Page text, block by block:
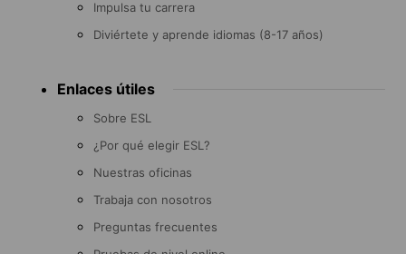
Impulsa tu carrera
Diviértete y aprende idiomas (8-17 años)
Enlaces útiles
Sobre ESL
¿Por qué elegir ESL?
Nuestras oficinas
Trabaja con nosotros
Preguntas frecuentes